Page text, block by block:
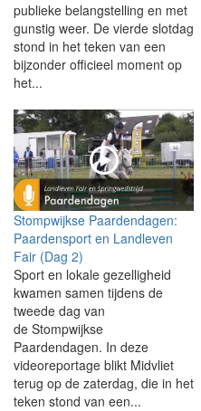
publieke belangstelling en met
gunstig weer. De vierde slotdag
stond in het teken van een
bijzonder officieel moment op
het...
Stompwijkse Paardendagen:
Paardensport en Landleven
Fair (Dag 2)
Sport en lokale gezelligheid
kwamen samen tijdens de
tweede dag van
de Stompwijkse
Paardendagen. In deze
videoreportage blikt Midvliet
terug op de zaterdag, die in het
teken stond van een...